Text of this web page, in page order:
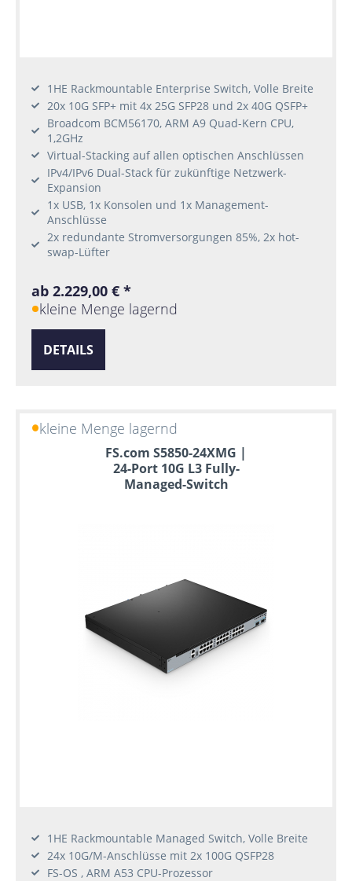
1HE Rackmountable Enterprise Switch, Volle Breite
20x 10G SFP+ mit 4x 25G SFP28 und 2x 40G QSFP+
Broadcom BCM56170, ARM A9 Quad-Kern CPU,
1,2GHz
Virtual-Stacking auf allen optischen Anschlüssen
IPv4/IPv6 Dual-Stack für zukünftige Netzwerk-
Expansion
1x USB, 1x Konsolen und 1x Management-
Anschlüsse
2x redundante Stromversorgungen 85%, 2x hot-
swap-Lüfter
ab 2.229,00 € *
kleine Menge lagernd
DETAILS
kleine Menge lagernd
FS.com S5850-24XMG |
24-Port 10G L3 Fully-
Managed-Switch
1HE Rackmountable Managed Switch, Volle Breite
24x 10G/M-Anschlüsse mit 2x 100G QSFP28
FS-OS , ARM A53 CPU-Prozessor